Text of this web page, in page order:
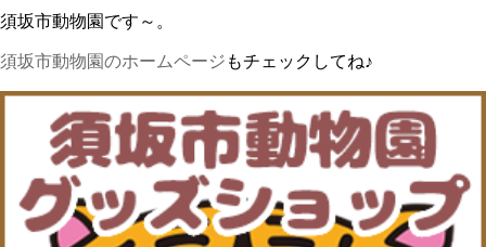
須坂市動物園です～。
須坂市動物園のホームページ もチェックしてね♪